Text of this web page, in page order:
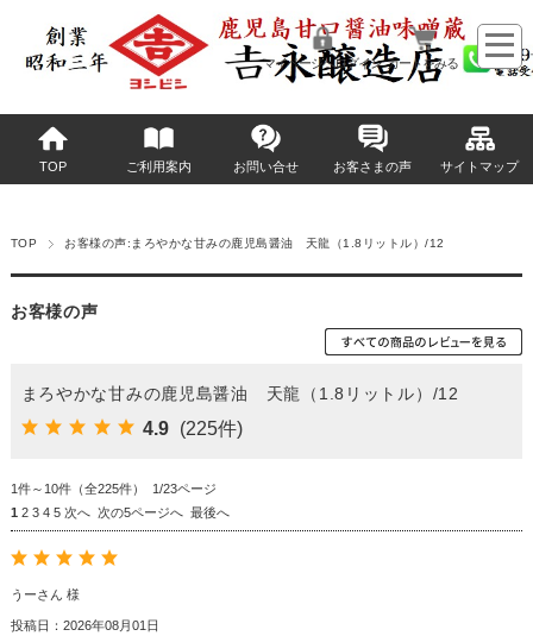
マイページへログイン カートをみる
TOP ご利用案内 お問い合せ お客さまの声 サイトマップ
TOP お客様の声:まろやかな甘みの鹿児島醤油 天龍（1.8リットル）/12
お客様の声
まろやかな甘みの鹿児島醤油 天龍（1.8リットル）/12
4.9 (225件)
1件～10件（全225件） 1/23ページ
1 2 3 4 5 次へ 次の5ページへ 最後へ
うーさん 様
投稿日：2026年08月01日